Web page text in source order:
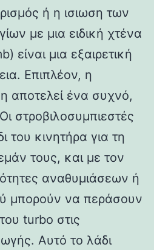
ή η ισιωση των
με μια ειδική χτένα
είναι μια εξαιρετική
Επιπλέον, η
αποτελεί ένα συχνό,
στροβιλοσυμπιεστές
του κινητήρα για τη
τους, και με τον
αναθυμιάσεων ή
μπορούν να περάσουν
turbo στις
Αυτό το λάδι